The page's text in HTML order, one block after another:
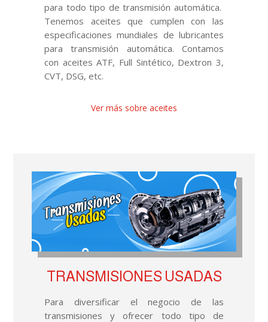
para todo tipo de transmisión automática.
Tenemos aceites que cumplen con las
especificaciones mundiales de lubricantes
para transmisión automática. Contamos
con aceites ATF, Full Sintético, Dextron 3,
CVT, DSG, etc.
Ver más sobre aceites
TRANSMISIONES USADAS
Para diversificar el negocio de las
transmisiones y ofrecer todo tipo de